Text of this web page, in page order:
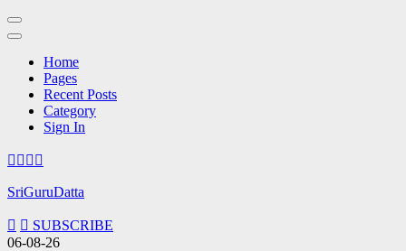
Home
Pages
Recent Posts
Category
Sign In
Skip
content
Enter)
SriGuruDatta
SUBSCRIBE
06-08-26